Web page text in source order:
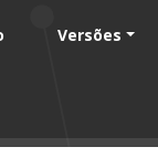
Versões